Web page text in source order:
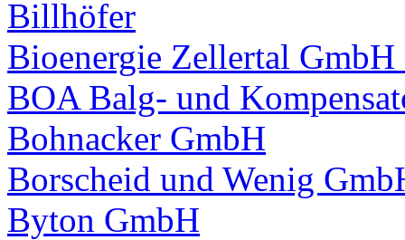
Billhöfer
Bioenergie Zellertal
BOA Balg- und
Bohnacker GmbH
Borscheid und Wenig
Byton GmbH